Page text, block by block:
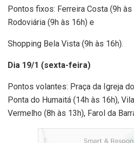
Pontos fixos: Ferreira Costa (9h às
Rodoviária (9h às 16h) e
Shopping Bela Vista (9h às 16h).
Dia 19/1 (sexta-feira)
Pontos volantes: Praça da Igreja
Ponta do Humaitá (14h às 16h),
Vermelho (8h às 13h), Farol da